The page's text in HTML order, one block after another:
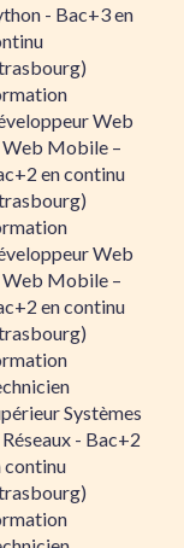
- Bac+3 en
Web
Mobile –
en continu
Web
Mobile –
en continu
Systèmes
- Bac+2
continu